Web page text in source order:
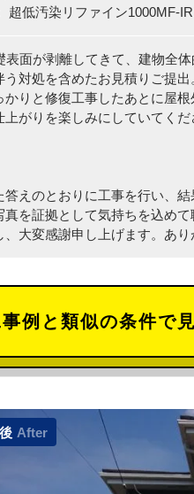
超低汚染リファイン1000MF-IR
表面が剥離してきて、建物全
う対処を含めたお見積りご提
かりと修復工事したあとに屋
がりを楽しみにしていてくだ
えのとおりに工事を行い、
を証拠として気持ちを込めて
大変感謝申し上げます。あり
例と類似の条件で
After